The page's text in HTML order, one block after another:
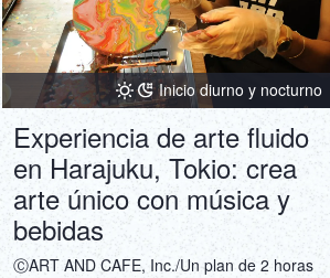
Inicio diurno y nocturno
Experiencia de arte fluido
en Harajuku, Tokio: crea
arte único con música y
bebidas
ⒸART AND CAFE, Inc./Un plan de 2 horas